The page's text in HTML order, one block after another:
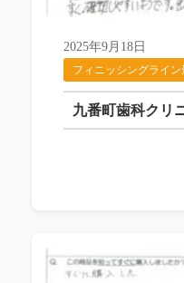
2025年9月18日
フィニッシングライ
九番町歯科クリ